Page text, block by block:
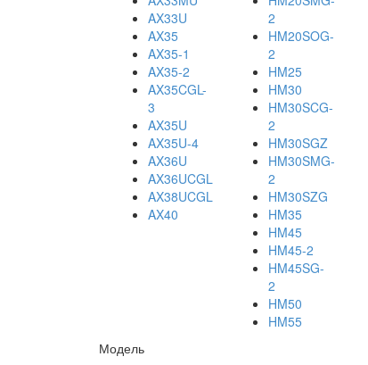
AX33U
AX35
AX35-1
AX35-2
AX35CGL-
3
AX35U
AX35U-4
AX36U
AX36UCGL
AX38UCGL
AX40
2
HM20SOG-
2
HM25
HM30
HM30SCG-
2
HM30SGZ
HM30SMG-
2
HM30SZG
HM35
HM45
HM45-2
HM45SG-
2
HM50
HM55
Модель